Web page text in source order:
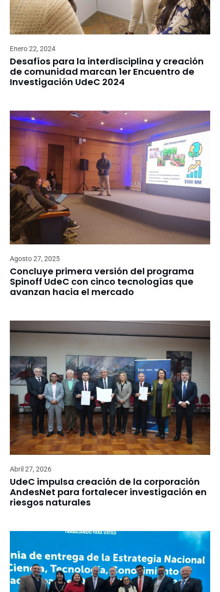
Enero 22, 2024
Desafíos para la interdisciplina y creación
de comunidad marcan 1er Encuentro de
Investigación UdeC 2024
Agosto 27, 2025
Concluye primera versión del programa
Spinoff UdeC con cinco tecnologías que
avanzan hacia el mercado
Abril 27, 2026
UdeC impulsa creación de la corporación
AndesNet para fortalecer investigación en
riesgos naturales